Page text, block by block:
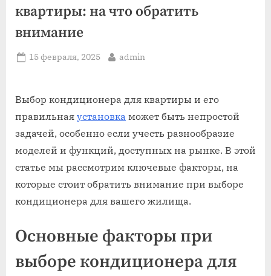
квартиры: на что обратить
внимание
Posted
15 февраля, 2025 By
admin
Выбор кондиционера для квартиры и его
правильная установка может быть непростой
задачей, особенно если учесть разнообразие
моделей и функций, доступных на рынке. В этой
статье мы рассмотрим ключевые факторы, на
которые стоит обратить внимание при выборе
кондиционера для вашего жилища.
Основные факторы при
выборе кондиционера для